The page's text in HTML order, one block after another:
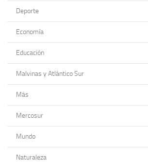
Deporte
Economía
Educación
Malvinas y Atlántico Sur
Más
Mercosur
Mundo
Naturaleza